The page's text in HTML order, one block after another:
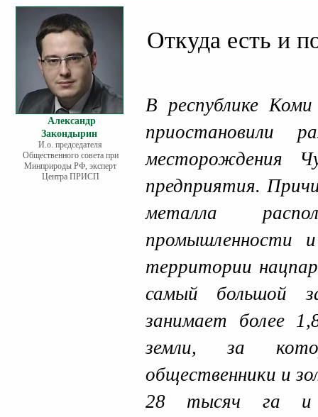
Александр
Закондырин
И.о. председателя
Общественного совета при
Минприроды РФ, эксперт
Центра ПРИСП
Откуда есть и
В республике
приостановили
месторождения
предприятия.
металла
промышленности
территории
самый большой
занимает более
земли, за
общественники и
28 тысяч га и